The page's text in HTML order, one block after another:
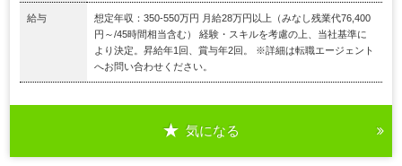
給与
想定年収：350-550万円 月給28万円以上（みなし残業代76,400
円～/45時間相当含む） 経験・スキルを考慮の上、当社基準に
より決定。昇給年1回、賞与年2回。 ※詳細は転職エージェント
へお問い合わせください。
気になる